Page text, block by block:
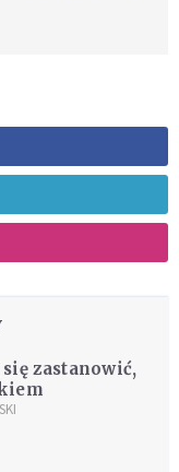
zastanowić,